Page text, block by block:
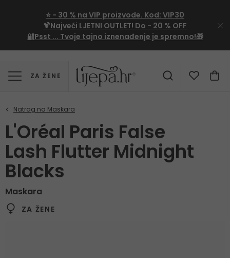
⭐ - 30 % na VIP proizvode. Kod: VIP30
🍹Najveći LJETNI OUTLET! Do - 20 % OFF
🔐Psst ... Tvoje tajno iznenađenje je spremno!🎁
ZA ŽENE
L'Oréal Paris False
Lash Flutter Midnight
Blacks
Maskara
ZA ŽENE